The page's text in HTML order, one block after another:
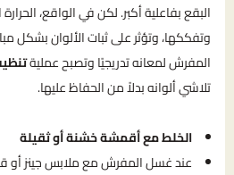
البقع بفاعلية أكبر. لكن في الواقع،
وتفككها، وتؤثر على ثبات الألوان بشكل
المفرش لمعانه تدريجيًا وتصبح عملية
تلاشي ألوانه بدلاً من الحفاظ عليها.
الخلط مع أقمشة خشنة أو ثقيلة
عند غسل المفرش مع ملابس جينز